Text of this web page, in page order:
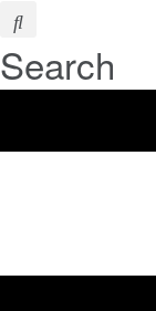
Search